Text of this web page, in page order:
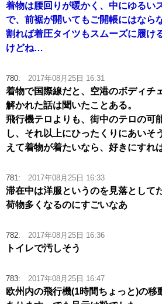
着物は腰回りが暖かく、中にゆるい
で、前裾が開いてもご開帳にはなら
割れば着圧タイツもスムーズに履け
けどね…
780: 2017年08月25日 16:31
着物で国際線だと、空港のボディチ
解かれた話は聞いたことある。
飛行機テロよりも、街中のテロの可
し、それ以上にひったくりにあいそ
えて着物が着たいなら、好きにすれ
781: 2017年08月25日 16:33
滞在中は洋服というのを見落として
荷物多くなるのにすごいなあ
782: 2017年08月25日 16:36
トイレで汚しそう
783: 2017年08月25日 16:47
欧州内の飛行機(1時間ちょっと)の移